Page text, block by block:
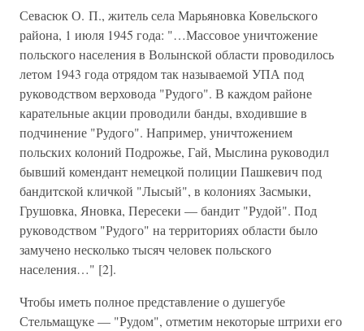
Севасюк О. П., житель села Марьяновка Ковельского
района, 1 июля 1945 года: "…Массовое уничтожение
польского населения в Волынской области проводилось
летом 1943 года отрядом так называемой УПА под
руководством верховода "Рудого". В каждом районе
карательные акции проводили банды, входившие в
подчинение "Рудого". Например, уничтожением
польских колоний Подрожье, Гай, Мыслина руководил
бывший комендант немецкой полиции Пашкевич под
бандитской кличкой "Лысый", в колониях Засмыки,
Грушовка, Яновка, Пересеки — бандит "Рудой". Под
руководством "Рудого" на территориях области было
замучено несколько тысяч человек польского
населения…" [2].
Чтобы иметь полное представление о душегубе
Стельмащуке — "Рудом", отметим некоторые штрихи его